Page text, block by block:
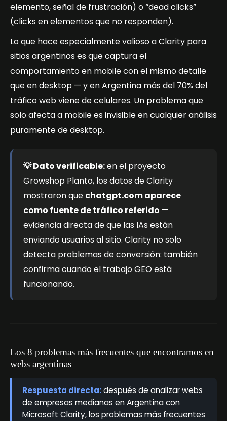
elemento, señal de frustración) o “dead clicks”
(clicks en elementos que no responden).
Lo que hace especialmente valioso a Clarity para
sitios argentinos es que captura el
comportamiento en mobile con el mismo detalle
que en desktop — y en Argentina más del 70% del
tráfico web viene de celulares. Un problema que
solo afecta a mobile es invisible en cualquier análisis
puramente de desktop.
💡 Dato verificable:en el proyecto
Growshop Planto, los datos de Clarity
mostraron que chatgpt.com aparece
como fuente de tráfico referido —
evidencia directa de que las IAs están
enviando usuarios al sitio. Clarity no solo
detecta problemas de conversión: también
confirma cuando el trabajo GEO está
funcionando.
Los 8 problemas más frecuentes que encontramos en
webs argentinas
Respuesta directa:después de analizar webs
de empresas medianas en Argentina con
Microsoft Clarity, los problemas más frecuentes